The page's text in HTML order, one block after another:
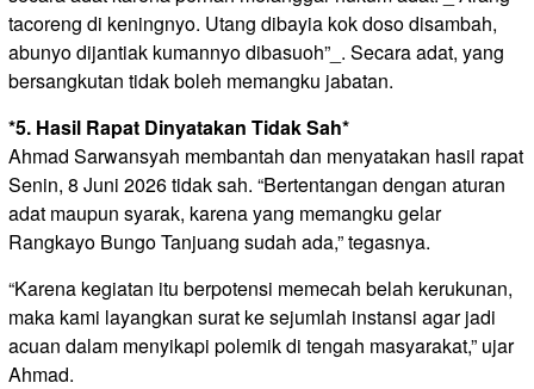
tacoreng di keningnyo. Utang dibayia kok doso disambah,
abunyo dijantiak kumannyo dibasuoh”_. Secara adat, yang
bersangkutan tidak boleh memangku jabatan.
*5. Hasil Rapat Dinyatakan Tidak Sah*
Ahmad Sarwansyah membantah dan menyatakan hasil rapat
Senin, 8 Juni 2026 tidak sah. “Bertentangan dengan aturan
adat maupun syarak, karena yang memangku gelar
Rangkayo Bungo Tanjuang sudah ada,” tegasnya.
“Karena kegiatan itu berpotensi memecah belah kerukunan,
maka kami layangkan surat ke sejumlah instansi agar jadi
acuan dalam menyikapi polemik di tengah masyarakat,” ujar
Ahmad.